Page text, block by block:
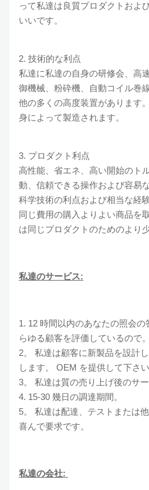
って私達は良質プロダクトおよ
いいです。
2. 技術的な利点
私達に私達の自身の研修会、高
御機械、粉砕機、自動コイル巻
他の多くの高度装置があります
身によって製造されます。
3. プロダクト利点
高性能、省エネ、高い開始のト
動、信頼できる操作および容易
科学技術の利点および相当な経
同じ費用の購入よりよい商品を
は同じプロダクトのためのより
私達のサービス:
1. 12 時間以内のあなたの照会
らゆる顧客を評価しているので。
2。 私達は顧客に新製品を設計
します。 OEM を提供して下さい
3。 私達は質の売り上げ後のサ
4. 15-30 幾日の調達期間。
5。 私達は配達、テストまたは
喜んで要求です。
私達の会社: